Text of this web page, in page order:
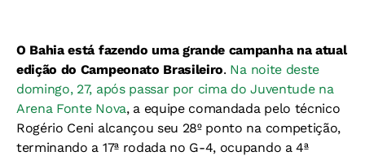
O Bahia está fazendo uma grande campanha na atual
edição do Campeonato Brasileiro. Na noite deste
domingo, 27, após passar por cima do Juventude na
Arena Fonte Nova, a equipe comandada pelo técnico
Rogério Ceni alcançou seu 28º ponto na competição,
terminando a 17ª rodada no G-4, ocupando a 4ª